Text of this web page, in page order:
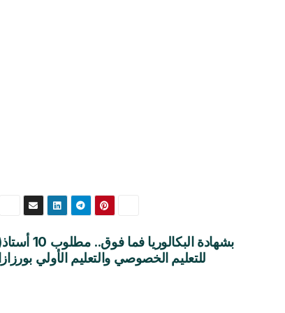
بشهادة البكالوريا فما
للتعليم الخصوصي والتعليم الأولي